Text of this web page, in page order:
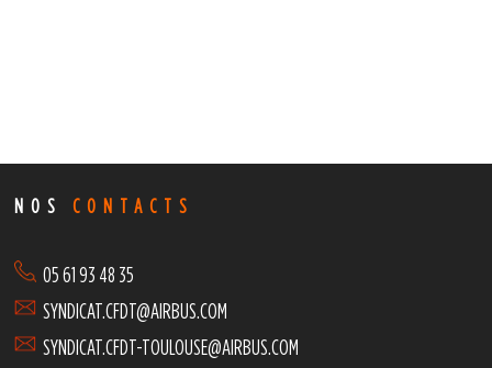
NOSCONTACTS
05 61 93 48 35
SYNDICAT.CFDT@AIRBUS.COM
SYNDICAT.CFDT-TOULOUSE@AIRBUS.COM